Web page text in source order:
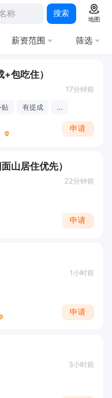
搜索
地图
薪资范围 筛选
包吃住）
17分钟前
贴 有提成 ...
申请
山居住优先）
22分钟前
申请
1小时前
申请
3小时前